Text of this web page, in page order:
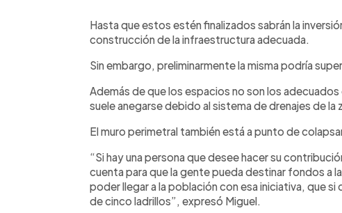
Hasta que estos estén finalizados sabrán la
construcción de la infraestructura adecuada.
Sin embargo, preliminarmente la misma podría
Además de que los espacios no son los
suele anegarse debido al sistema de drenajes de la
El muro perimetral también está a punto de
“Si hay una persona que desee hacer su
cuenta para que la gente pueda destinar fondos a
poder llegar a la población con esa iniciativa, que
de cinco ladrillos”, expresó Miguel.